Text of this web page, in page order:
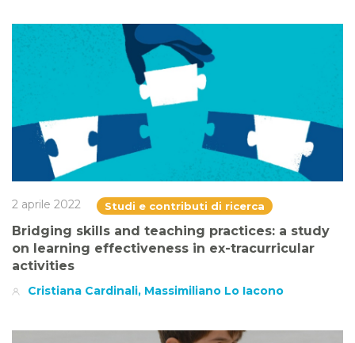
2 aprile 2022 Studi e contributi di ricerca
Bridging skills and teaching practices: a study
on learning effectiveness in ex-tracurricular
activities
Cristiana Cardinali, Massimiliano Lo Iacono